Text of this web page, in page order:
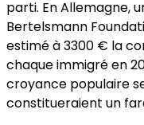
parti. En Allemagne,
Bertelsmann
estimé à 3300 € la
chaque immigré en
croyance populaire
constitueraient un